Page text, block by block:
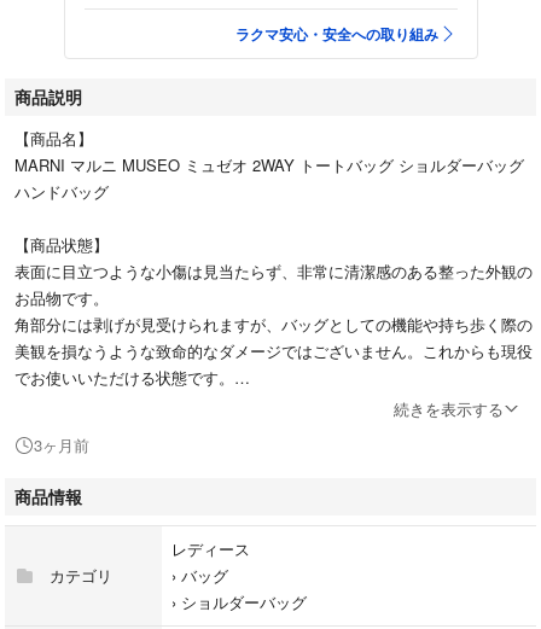
ラクマ安心・安全への取り組み
商品説明
【商品名】
MARNI マルニ MUSEO ミュゼオ 2WAY トートバッグ ショルダーバッグ
ハンドバッグ
【商品状態】
表面に目立つような小傷は見当たらず、非常に清潔感のある整った外観の
お品物です。
角部分には剥げが見受けられますが、バッグとしての機能や持ち歩く際の
美観を損なうような致命的なダメージではございません。これからも現役
でお使いいただける状態です。
丁寧にクリーニングを施しておりますので、清潔感もしっかり確保してお
※状態に関しましては主観の部分もございますので、写真でよくご確認を
お願い致します。
気になる点がございましたら気軽にコメントを下さい。
タテ 約28cm
続きを表示する
3ヶ月前
商品情報
カテゴリ
レディース
› バッグ
› ショルダーバッグ